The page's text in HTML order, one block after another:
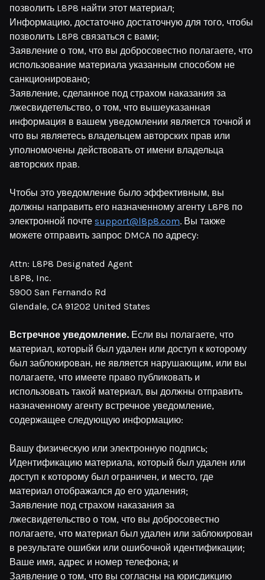
позволить L8P8 найти этот материал;
Информацию, достаточно достаточную для того, чтобы
позволить L8P8 связаться с вами;
Заявление о том, что вы добросовестно полагаете, что
использование материала указанным способом не
санкционировано;
Заявление, сделанное под страхом наказания за
лжесвидетельство, о том, что вышеуказанная
информация в вашем уведомлении является точной и
что вы являетесь владельцем авторских прав или
уполномочены действовать от имени владельца
авторских прав.
Чтобы это уведомление было эффективным, вы
должны направить его назначенному агенту L8P8 по
электронной почте support@l8p8.com. Вы также
можете отправить запрос DMCA по адресу:
Attn: L8P8 Designated Agent
L8P8, Inc.
5900 San Fernando Rd
Glendale, CA 91202 United States
Встречное уведомление. Если вы полагаете, что
материал, который был удален или доступ к которому
был заблокирован, не является нарушающим, или вы
полагаете, что имеете право публиковать и
использовать такой материал, вы должны отправить
назначенному агенту встречное уведомление,
содержащее следующую информацию:
Вашу физическую или электронную подпись;
Идентификацию материала, который был удален или
доступ к которому был ограничен, и место, где
материал отображался до его удаления;
Заявление под страхом наказания за
лжесвидетельство о том, что вы добросовестно
полагаете, что материал был удален или заблокирован
в результате ошибки или ошибочной идентификации;
Ваше имя, адрес и номер телефона; и
Заявление о том, что вы согласны на юрисдикцию